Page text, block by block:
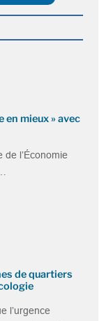
en mieux » avec
l’Économie
de quartiers
l’urgence